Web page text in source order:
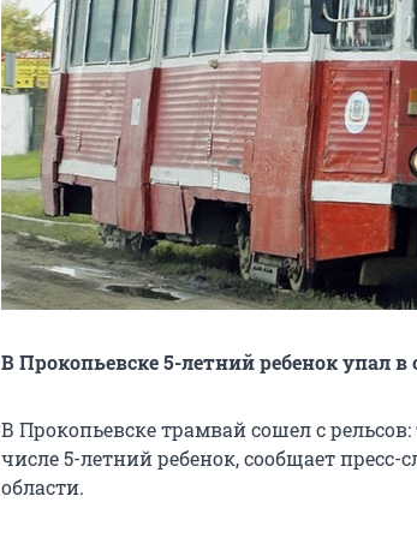
В Прокопьевске 5-летний ребенок упал
В Прокопьевске трамвай сошел с
числе 5-летний ребенок, сообщает
области.